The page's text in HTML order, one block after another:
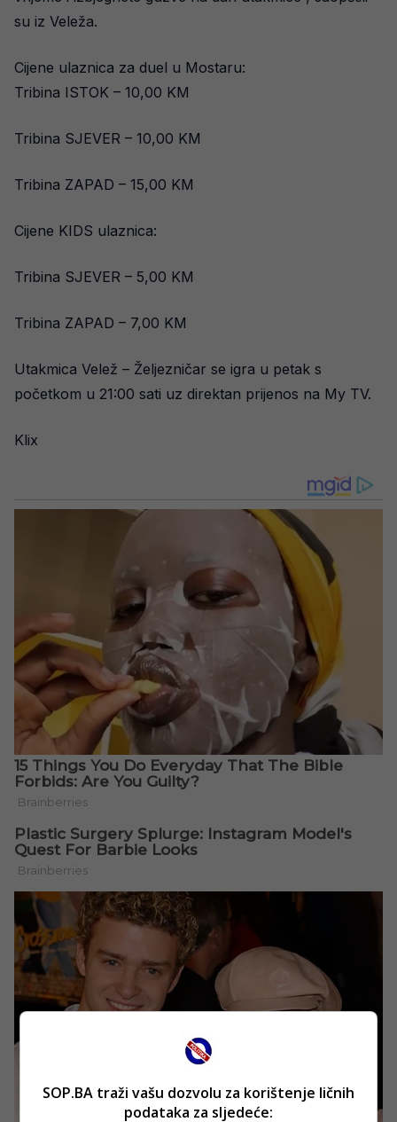
su iz Veleža.
Cijene ulaznica za duel u Mostaru:
Tribina ISTOK – 10,00 KM
Tribina SJEVER – 10,00 KM
Tribina ZAPAD – 15,00 KM
Cijene KIDS ulaznica:
Tribina SJEVER – 5,00 KM
Tribina ZAPAD – 7,00 KM
Utakmica Velež – Željezničar se igra u petak s
početkom u 21:00 sati uz direktan prijenos na My TV.
Klix
SOP.BA traži vašu dozvolu za korištenje ličnih
podataka za sljedeće: